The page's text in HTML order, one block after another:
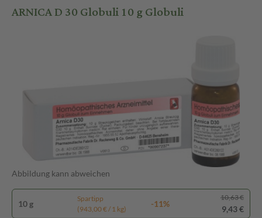
ARNICA D 30 Globuli 10 g Globuli
Abbildung kann abweichen
10 g
Spartipp
(943,00 € / 1 kg)
-11%
10,63 €
9,43 €